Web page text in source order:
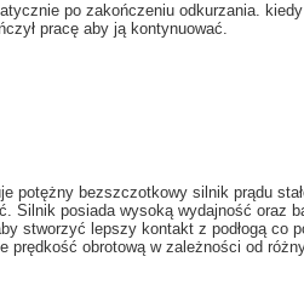
po zakończeniu odkurzania. k
pracę aby ją kontynuować.
potężny bezszczotkowy silnik prądu
. Silnik posiada wysoką wydajność oraz
stworzyć lepszy kontakt z podłogąco
prędkość obrotową w zależności od